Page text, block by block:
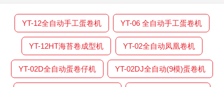
YT-12全自动手工蛋卷机 YT-06 全自动手工蛋卷机
YT-12HT海苔卷成型机 YT-02全自动凤凰卷机
YT-02D全自动蛋卷仔机 YT-02DJ全自动(9模)蛋卷机